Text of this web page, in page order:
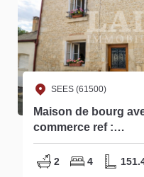
SEES (61500)
Maison de bourg
commerce ref :
S14907
2 4